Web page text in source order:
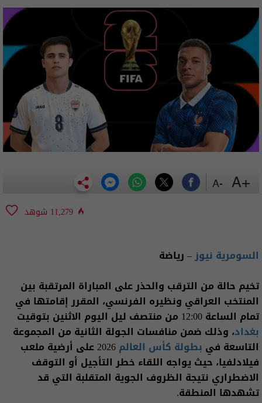
11,279 شوهد
السومرية نيوز– رياضة
تخيم حالة من الترقب والحذر على المباراة المرتقبة بين
المنتخب العراقي ونظيره الفرنسي، المقرر إقامتها في
تمام الساعة 12:00 من منتصف ليل اليوم الاثنين بتوقيت
بغداد، وذلك ضمن منافسات الجولة الثانية من المجموعة
التاسعة في بطولة كأس العالم
2026 على أرضية ملعب
فيلادلفيا، حيث يواجه اللقاء خطر التأجيل أو التوقف
الاضطراري نتيجة الظروف الجوية المتقلبة التي قد
تشهدها المنطقة.
+A
-A